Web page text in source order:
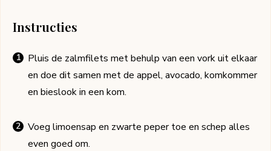
Instructies
Pluis de zalmfilets met behulp van een vork uit elkaar
en doe dit samen met de appel, avocado, komkommer
en bieslook in een kom.
Voeg limoensap en zwarte peper toe en schep alles
even goed om.